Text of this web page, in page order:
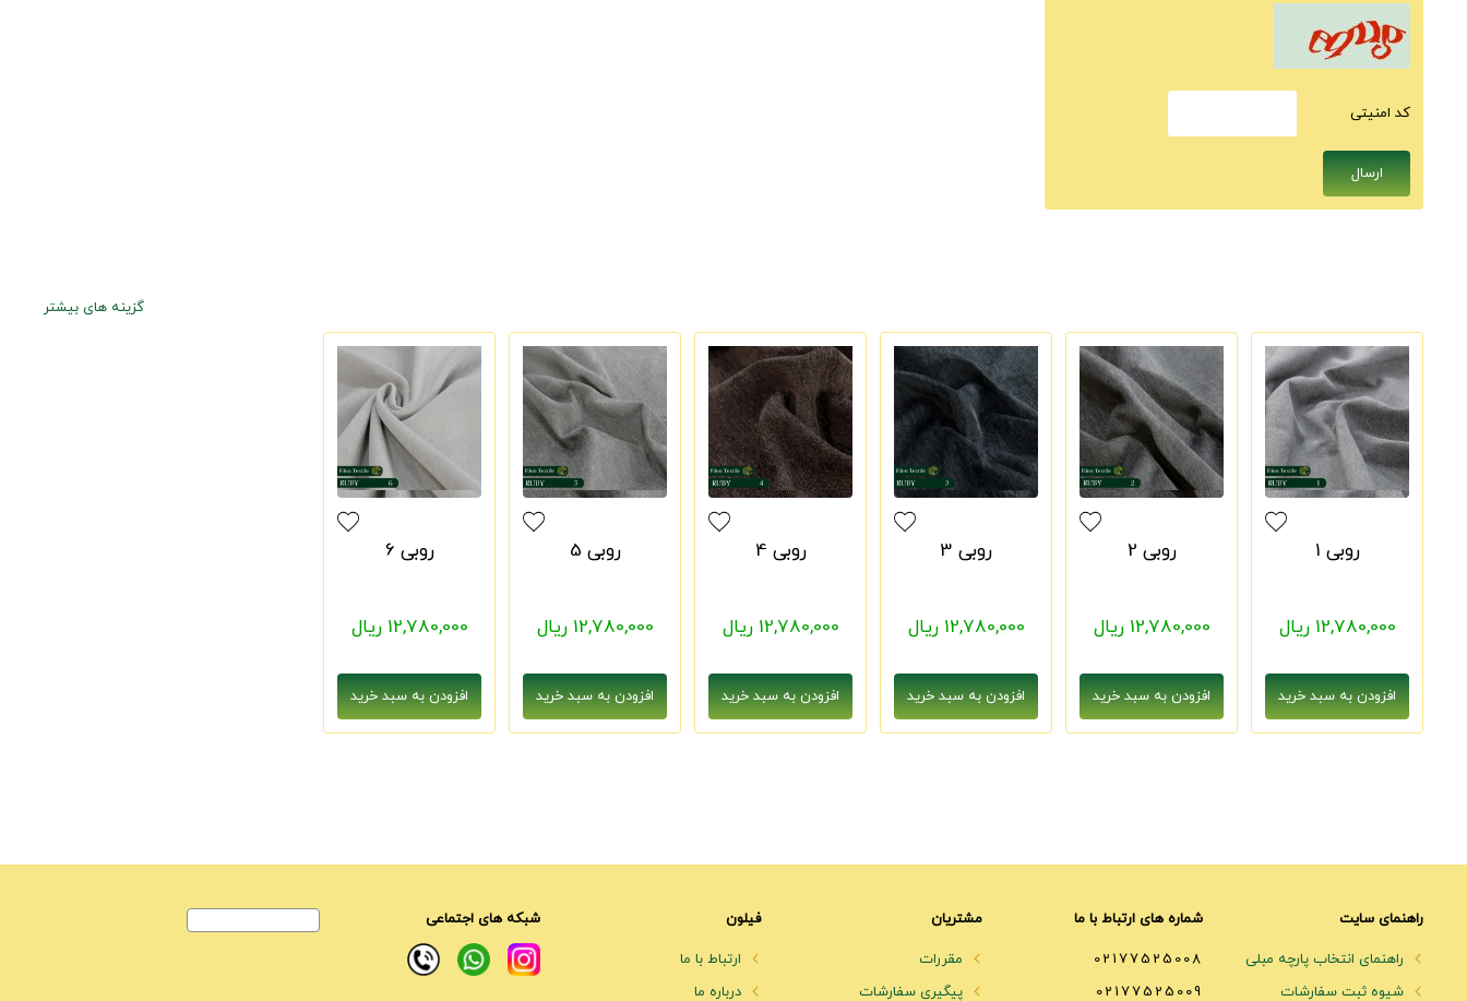
كد امنيتى
گزینه های بیشتر
روبی 1
12,780,000 ریال
روبی 2
12,780,000 ریال
روبی 3
12,780,000 ریال
روبی 4
12,780,000 ریال
روبی 5
12,780,000 ریال
روبی 6
12,780,000 ریال
راهنمای سایت
راهنمای انتخاب پارچه مبلی
شیوه ثبت سفارشات
شماره های ارتباط با ما
02177525008
02177525009
مشتریان
مقررات
پیگیری سفارشات
فیلون
ارتباط با ما
درباره ما
شبکه های اجتماعی